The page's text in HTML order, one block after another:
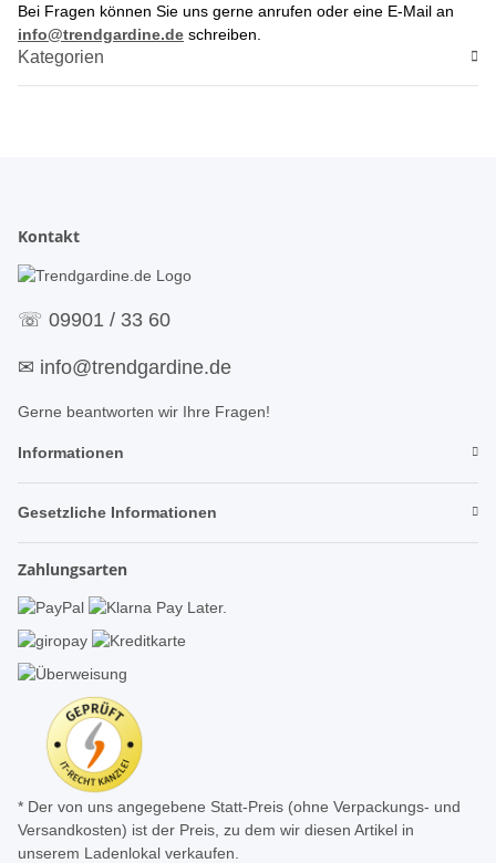
Bei Fragen können Sie uns gerne anrufen oder eine E-Mail an
info@trendgardine.de schreiben.
Kategorien
Kontakt
☏ 09901 / 33 60
✉ info@trendgardine.de
Gerne beantworten wir Ihre Fragen!
Informationen
Gesetzliche Informationen
Zahlungsarten
* Der von uns angegebene Statt-Preis (ohne Verpackungs- und
Versandkosten) ist der Preis, zu dem wir diesen Artikel in
unserem Ladenlokal verkaufen.